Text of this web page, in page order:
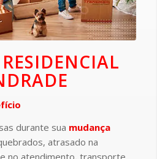
durante sua mudança
atrasado na
no atendimento, transporte